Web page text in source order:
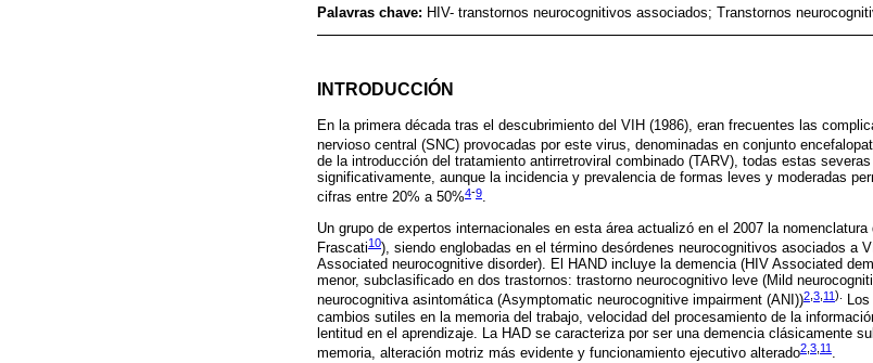
Palavras chave: HIV- transtornos neurocognitivos associados; Transtornos
INTRODUCCIÓN
En la primera década tras el descubrimiento del VIH (1986), eran frecuentes las
nervioso central (SNC) provocadas por este virus, denominadas en conjunto
de la introducción del tratamiento antirretroviral combinado (TARV), todas estas
significativamente, aunque la incidencia y prevalencia de formas leves y moderadas
cifras entre 20% a 50%4-9.
Un grupo de expertos internacionales en esta área actualizó en el 2007 la
Frascati10), siendo englobadas en el término desórdenes neurocognitivos asociados a
Associated neurocognitive disorder). El HAND incluye la demencia (HIV Associated
menor, subclasificado en dos trastornos: trastorno neurocognitivo leve (Mild
neurocognitiva asintomática (Asymptomatic neurocognitive impairment (ANI))2 3 11).
cambios sutiles en la memoria del trabajo, velocidad del procesamiento de la
lentitud en el aprendizaje. La HAD se caracteriza por ser una demencia clásicamente
memoria, alteración motriz más evidente y funcionamiento ejecutivo alterado2 3 11 .